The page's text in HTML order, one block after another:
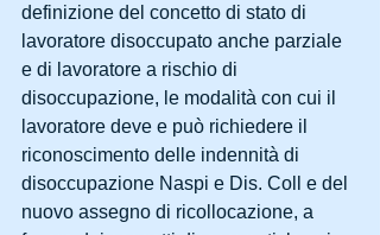
definizione del concetto di stato di
lavoratore disoccupato anche parziale
e di lavoratore a rischio di
disoccupazione, le modalità con cui il
lavoratore deve e può richiedere il
riconoscimento delle indennità di
disoccupazione Naspi e Dis. Coll e del
nuovo assegno di ricollocazione, a